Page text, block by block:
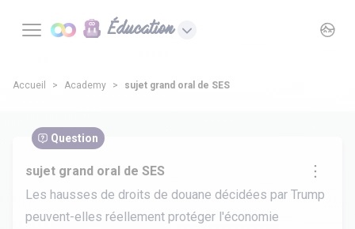
Éducation
Accueil Academy sujet grand oral de SES
Question
sujet grand oral de SES
Les hausses de droits de douane décidées par Trump
peuvent-elles réellement protéger l'économie